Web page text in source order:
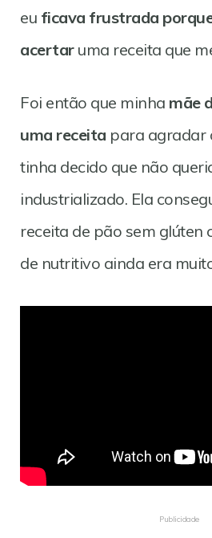
eu ficava frustrada
acertaruma receita que
Foi então que minha mãe
uma receita para agradar
tinha decido que não
industrializado. Ela
receita de pão sem glúten
de nutritivo ainda era
Publicidade